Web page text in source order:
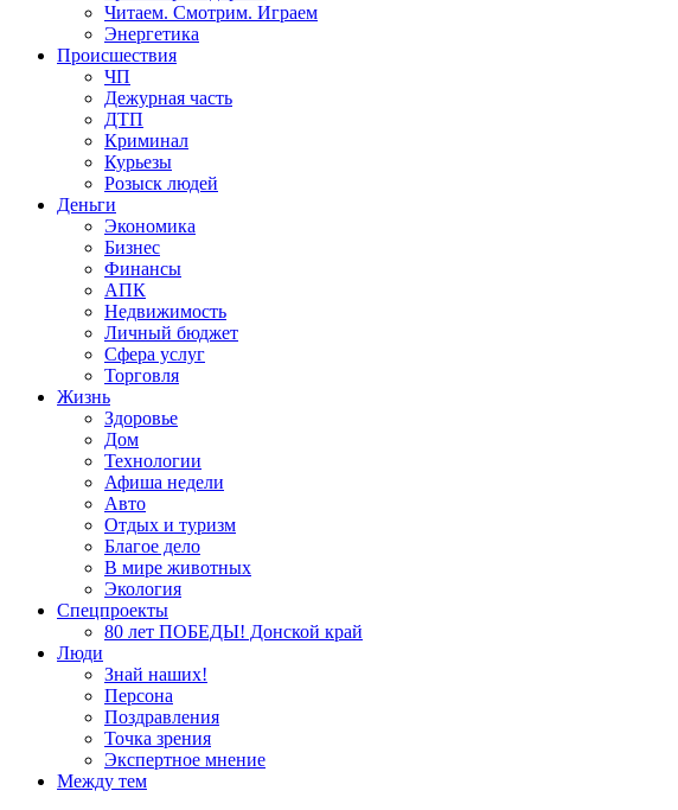
Читаем. Смотрим. Играем
Энергетика
Происшествия
ЧП
Дежурная часть
ДТП
Криминал
Курьезы
Розыск людей
Деньги
Экономика
Бизнес
Финансы
АПК
Недвижимость
Личный бюджет
Сфера услуг
Торговля
Жизнь
Здоровье
Дом
Технологии
Афиша недели
Авто
Отдых и туризм
Благое дело
В мире животных
Экология
Спецпроекты
80 лет ПОБЕДЫ! Донской край
Люди
Знай наших!
Персона
Поздравления
Точка зрения
Экспертное мнение
Между тем